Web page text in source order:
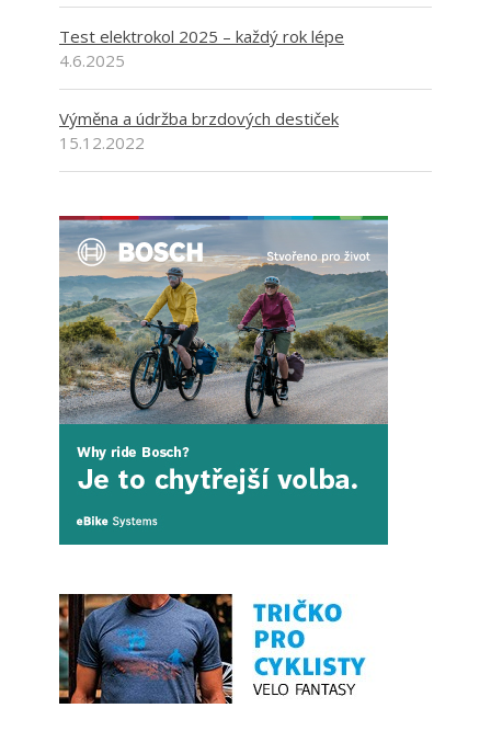
Test elektrokol 2025 – každý rok lépe
4.6.2025
Výměna a údržba brzdových destiček
15.12.2022